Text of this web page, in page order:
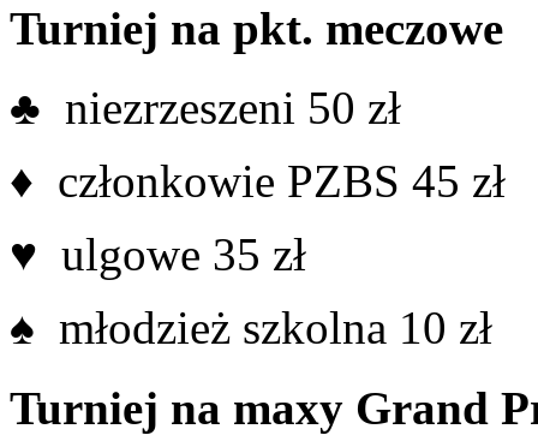
Turniej na pkt. meczowe
♣ niezrzeszeni 50 zł
♦ członkowie PZBS 45 zł
♥ ulgowe 35 zł
♠ młodzież szkolna 10 zł
Turniej na maxy Grand